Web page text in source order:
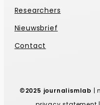
Researchers
Nieuwsbrief
Contact
©2025 journalismlab |